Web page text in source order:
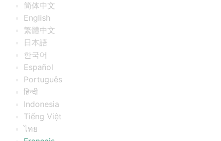
简体中文
English
繁體中文
日本語
한국어
Español
Português
हिन्दी
Indonesia
Tiếng Việt
ไทย